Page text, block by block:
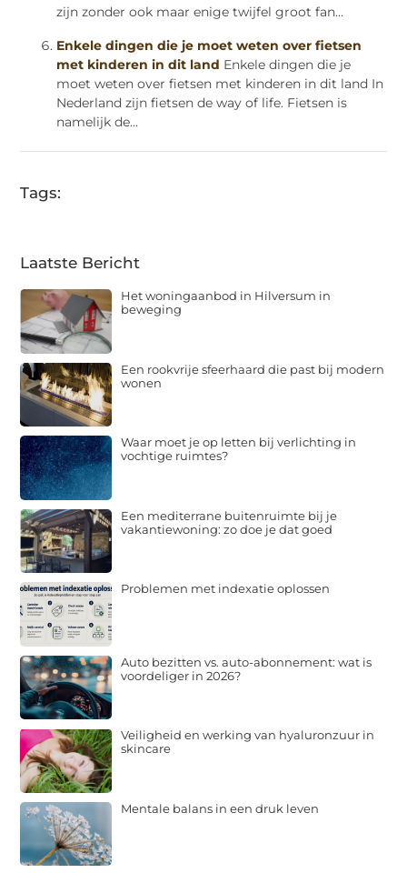
zijn zonder ook maar enige twijfel groot fan...
Enkele dingen die je moet weten over fietsen
met kinderen in dit land Enkele dingen die je
moet weten over fietsen met kinderen in dit land In
Nederland zijn fietsen de way of life. Fietsen is
namelijk de...
Tags:
Laatste Bericht
Het woningaanbod in Hilversum in
beweging
Een rookvrije sfeerhaard die past bij modern
wonen
Waar moet je op letten bij verlichting in
vochtige ruimtes?
Een mediterrane buitenruimte bij je
vakantiewoning: zo doe je dat goed
Problemen met indexatie oplossen
Auto bezitten vs. auto-abonnement: wat is
voordeliger in 2026?
Veiligheid en werking van hyaluronzuur in
skincare
Mentale balans in een druk leven